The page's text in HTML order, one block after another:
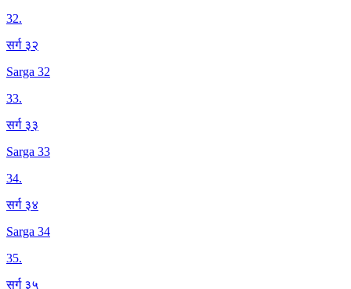
32.
सर्ग ३२
Sarga 32
33.
सर्ग ३३
Sarga 33
34.
सर्ग ३४
Sarga 34
35.
सर्ग ३५